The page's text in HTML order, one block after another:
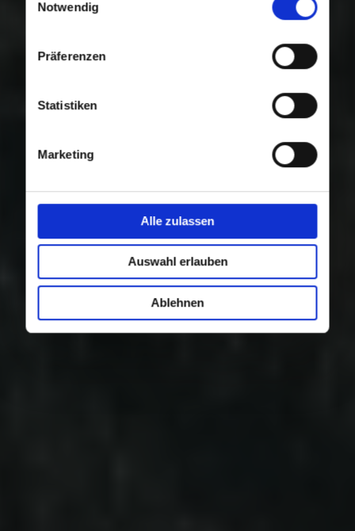
Nutzung der Dienste gesammelt haben.
Notwendig
Präferenzen
Statistiken
Marketing
Alle zulassen
Auswahl erlauben
Ablehnen